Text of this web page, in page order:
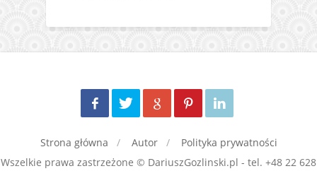
Strona główna Autor
Polityka prywatności
Wszelkie prawa zastrzeżone © DariuszGozlinski.pl - tel. +48 22 628